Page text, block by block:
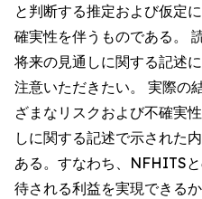
と判断する推定および仮定
確実性を伴うものである。
将来の見通しに関する記述
注意いただきたい。 実際の
ざまなリスクおよび不確実
しに関する記述で示された
ある。すなわち、NFHITS
待される利益を実現できる